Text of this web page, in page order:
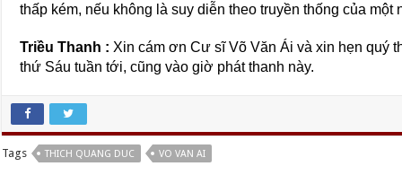
thấp kém, nếu không là suy diễn theo truyền thống của một
Triều Thanh : Xin cám ơn Cư sĩ Võ Văn Ái và xin hẹn quý
thứ Sáu tuần tới, cũng vào giờ phát thanh này.
Tags THICH QUANG DUC VO VAN AI